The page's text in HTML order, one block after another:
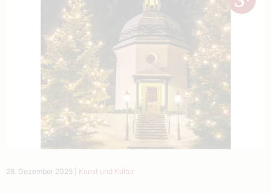
26. Dezember 2025 Kunst und Kultur